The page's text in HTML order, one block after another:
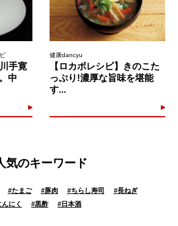
手寛
中
健康dancyu
【ロカボレシピ】きのこた
っぷり!濃厚な旨味を堪能
す...
気のキーワード
#たまご #豚肉 #ちらし寿司 #長ねぎ
んにく #黒酢 #日本酒